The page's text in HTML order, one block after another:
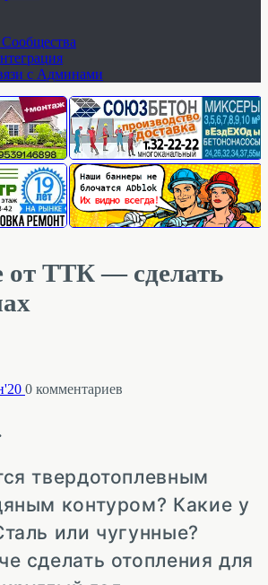
с Админами
от ТТК — сделать
0 комментариев
твердотоплевным
контуром? Какие у
или чугунные?
сделать отопления для